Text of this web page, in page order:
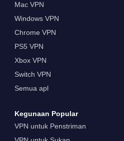
Mac VPN
Windows VPN
Chrome VPN
PS5 VPN
Xbox VPN
Switch VPN
Semua apl
Kegunaan Popular
VPN untuk Penstriman